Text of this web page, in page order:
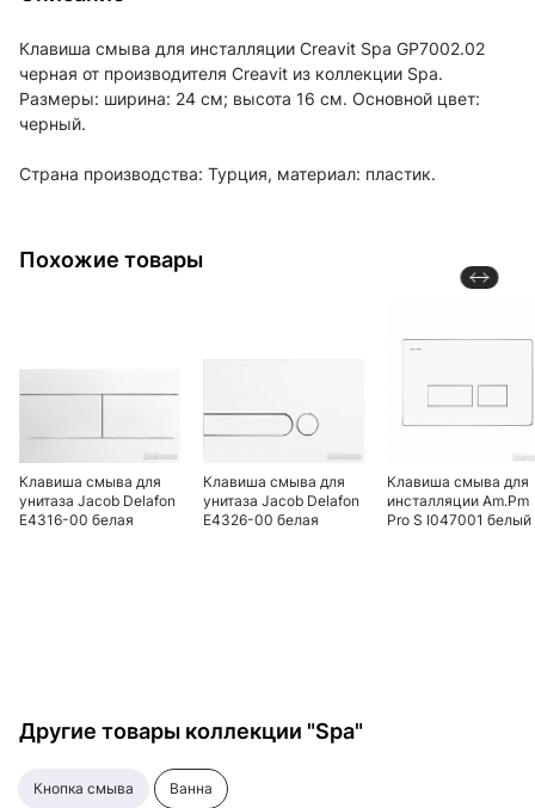
Клавиша смыва для инсталляции Creavit Spa GP7002.02
черная от производителя Creavit из коллекции Spa.
Размеры: ширина: 24 см; высота 16 см. Основной цвет:
черный.
Страна производства: Турция, материал: пластик.
Похожие товары
Клавиша смыва для
унитаза Jacob Delafon
E4316-00 белая
Клавиша смыва для
унитаза Jacob Delafon
E4326-00 белая
Клавиша смыва для
инсталляции Am.Pm
Pro S I047001 белый
Другие товары коллекции "Spa"
кнопка смыва ванна